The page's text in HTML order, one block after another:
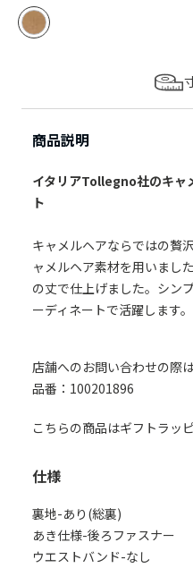
商品説明
イタリアTollegno社のキャ
ト
キャメルヘアならではの贅
ャメルヘア素材を用いまし
の丈で仕上げました。シン
ーディネートで活躍します。
店舗へのお問い合わせの際
品番：100201896
こちらの商品はギフトラッ
仕様
裏地-あり(総裏)
あき仕様-後ろファスナー
ウエストバンド-なし